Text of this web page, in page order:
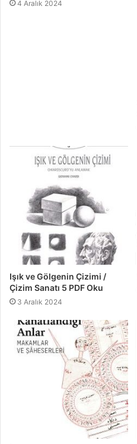
4 Aralık 2024
Işık ve Gölgenin Çizimi /
Çizim Sanatı 5 PDF Oku
3 Aralık 2024